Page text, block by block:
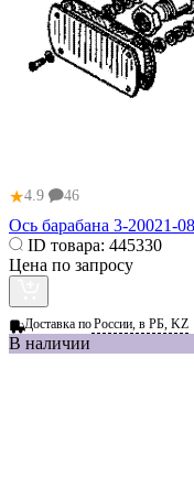
★4.9 46
Ось барабана 3-20021-08
ID товара: 445330
Цена по запросу
Доставка поРоссии, в РБ, KZ
В наличии